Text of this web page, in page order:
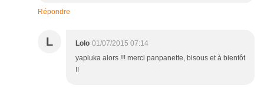
Répondre
L Lolo 01/07/2015 07:14
yapluka alors !!! merci panpanette, bisous et à bientôt
!!